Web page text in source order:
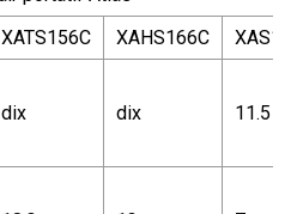
XATS156C XAHS166C
dix dix 11.5